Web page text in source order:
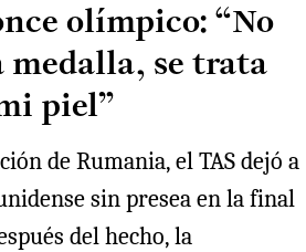
olímpico: “No
medalla, se trata
piel”
de Rumania, el TAS dejó a
sin presea en la final
del hecho, la